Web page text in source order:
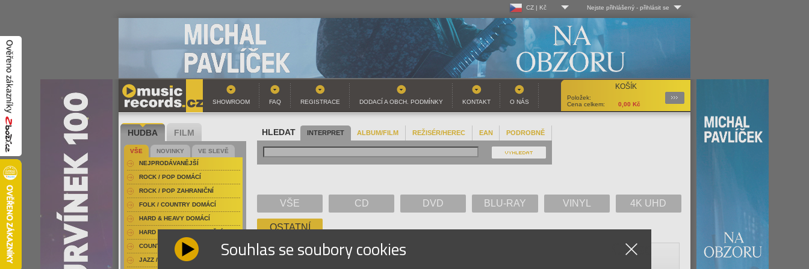
CZ | Kč
CZ | Kč
SK | EUR
Nejste přihlášený - přihlásit se
Log-in
Uživ. jméno:
Heslo:
Registrace
KOŠÍK
Položek:
Cena celkem:
0,00 Kč
Podrobnosti
SHOWROOM
FAQ REGISTRACE DODACÍ A OBCH. PODMÍNKY KONTAKT O NÁS
HLEDAT INTERPRET ALBUM/FILM REŽISÉR/HEREC EAN PODROBNĚ
VŠE CD DVD BLU-RAY VINYL 4K UHD
OSTATNÍ
G
HUDBA FILM
VŠE NOVINKY
VE SLEVĚ
NEJPRODÁVANĚJŠÍ
ROCK / POP DOMÁCÍ
ROCK / POP ZAHRANIČNÍ
FOLK / COUNTRY DOMÁCÍ
HARD & HEAVY DOMÁCÍ
HARD & HEAVY ZAHRANIČNÍ
COUNTRY
JAZZ / BLUES Souhlas se soubory cookies Close